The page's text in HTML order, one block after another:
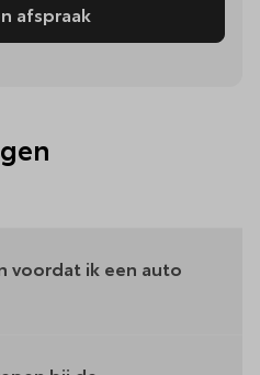
afspraak
voordat ik een auto